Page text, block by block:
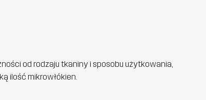
od rodzaju tkaniny i sposobu użytkowania,
ilość mikrowłókien.